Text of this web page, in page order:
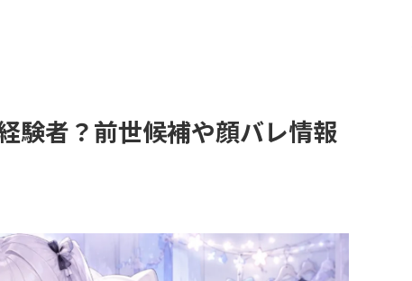
験者？前世候補や顔バレ情報